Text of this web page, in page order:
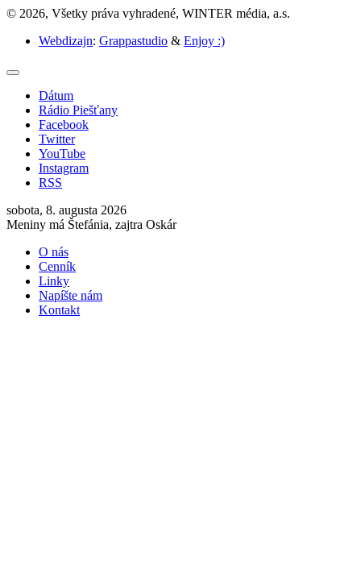
© 2026, Všetky práva vyhradené, WINTER média, a.s.
Webdizajn: Grappastudio & Enjoy :)
Dátum
Rádio Piešťany
Facebook
Twitter
YouTube
Instagram
RSS
sobota, 8. augusta 2026
Meniny má Štefánia, zajtra Oskár
O nás
Cenník
Linky
Napíšte nám
Kontakt